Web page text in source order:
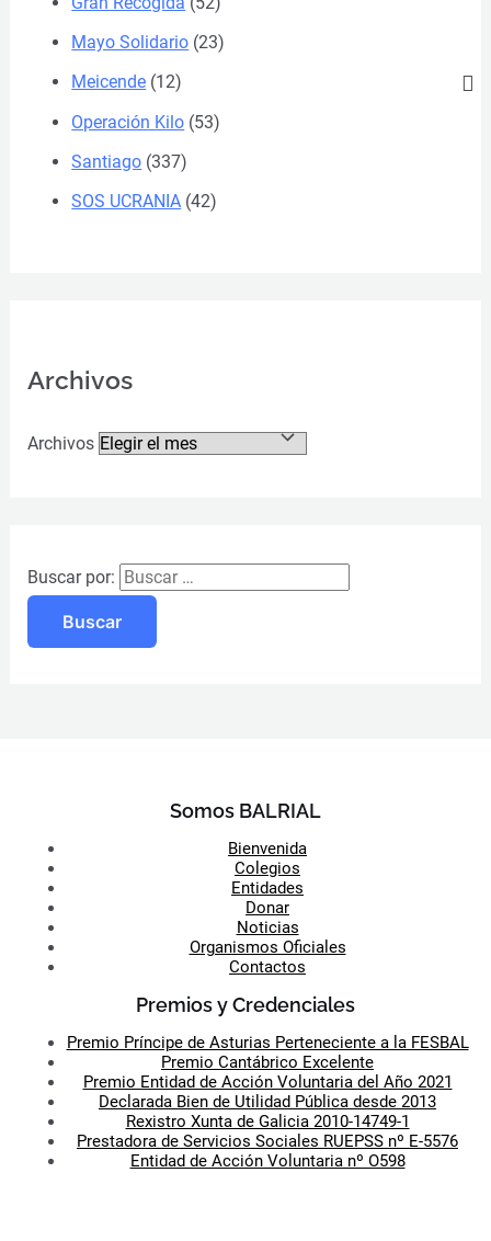
Mayo Solidario (23)
Meicende (12)
Operación Kilo (53)
Santiago (337)
SOS UCRANIA (42)
Archivos
Archivos
Buscar por:
Somos BALRIAL
Bienvenida
Colegios
Entidades
Donar
Noticias
Organismos Oficiales
Contactos
Premios y Credenciales
Premio Príncipe de Asturias Perteneciente a la FESBAL
Premio Cantábrico Excelente
Premio Entidad de Acción Voluntaria del Año 2021
Declarada Bien de Utilidad Pública desde 2013
Rexistro Xunta de Galicia 2010-14749-1
Prestadora de Servicios Sociales RUEPSS nº E-5576
Entidad de Acción Voluntaria nº O598